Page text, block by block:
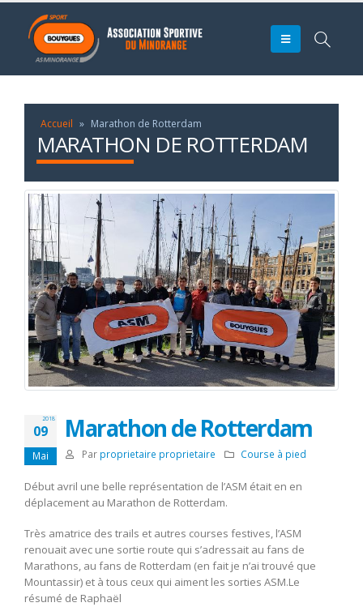
Accueil » Marathon de Rotterdam
MARATHON DE ROTTERDAM
2018
09
Mai
Marathon de Rotterdam
Par proprietaire proprietaire Course à pied
Début avril une belle représentation de l’ASM était en en
déplacement au Marathon de Rotterdam.
Très amatrice des trails et autres courses festives, l’ASM
renouait avec une sortie route qui s’adressait au fans de
Marathons, au fans de Rotterdam (en fait je n’ai trouvé que
Mountassir) et à tous ceux qui aiment les sorties ASM.Le
résumé de Raphaël